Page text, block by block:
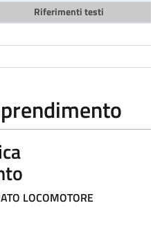
Riferimenti testi
LOCOMOTORE